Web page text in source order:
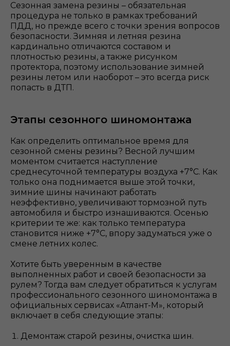
Сезонная замена резины – обязательная
процедура не только в рамках требований
ПДД, но прежде всего с точки зрения вопросов
безопасности. Зимняя и летняя резина
кардинально отличаются составом и
плотностью резины, а также рисунком
протектора, поэтому использование зимней
резины летом или наоборот – это всегда риск
попасть в ДТП.
Этапы сезонного шиномонтажа
Как определить оптимальное время для
сезонной смены резины? Весной лучшим
моментом считается наступление
среднесуточной температуры воздуха +7°С. Как
только она поднимается выше этой точки,
зимние шины начинают работать
неэффективно, увеличивают тормозной путь
автомобиля и быстро изнашиваются. Осенью
критерии те же: как только температура
становится ниже +7°С, впору задуматься уже о
смене летних колес.
Хотите быть уверенным в качестве
выполненных работ и своей безопасности за
рулем? Тогда вам следует обратиться к услугам
профессионального сезонного шиномонтажа в
официальных сервисах «Атлант-М», который
включает в себя следующие этапы:
Демонтаж старой резины, очистка шин.